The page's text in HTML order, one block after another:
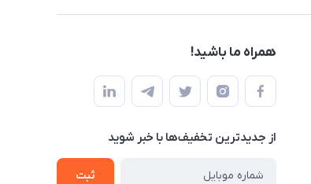
همراه ما باشید!
از جدید‌ترین تخفیف‌ها با‌ خبر شوید
ثبت